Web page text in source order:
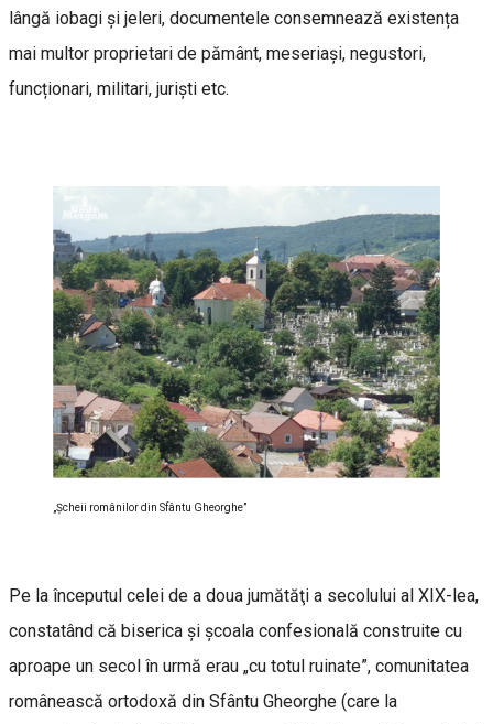
lângă iobagi și jeleri, documentele consemnează existența
mai multor proprietari de pământ, meseriași, negustori,
funcționari, militari, juriști etc.
„Şcheii românilor din Sfântu Gheorghe”
Pe la începutul celei de a doua jumătăţi a secolului al XIX-lea,
constatând că biserica și școala confesională construite cu
aproape un secol în urmă erau „cu totul ruinate”, comunitatea
românească ortodoxă din Sfântu Gheorghe (care la